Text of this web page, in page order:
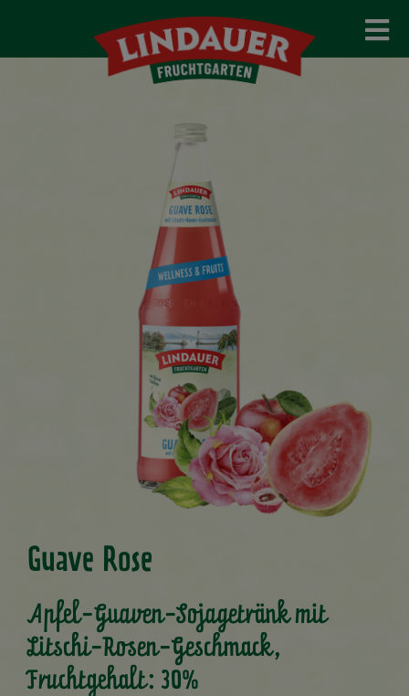
Guave Rose
Apfel-Guaven-Sojagetränk mit
Litschi-Rosen-Geschmack,
Fruchtgehalt: 30%